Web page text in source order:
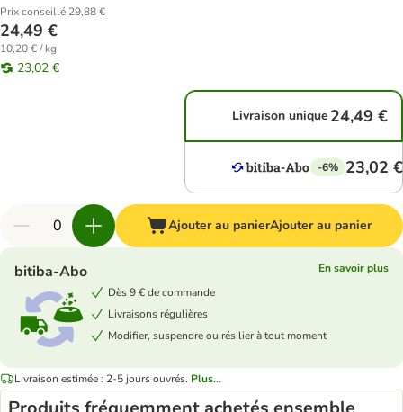
Prix conseillé 29,88 €
24,49 €
10,20 € / kg
23,02 €
Livraison unique 24,49 €
-6% 23,02 €
Ajouter au panierAjouter au panier
bitiba-Abo
En savoir plus
Dès 9 € de commande
Livraisons régulières
Modifier, suspendre ou résilier à tout moment
Livraison estimée : 2-5 jours ouvrés. Plus...